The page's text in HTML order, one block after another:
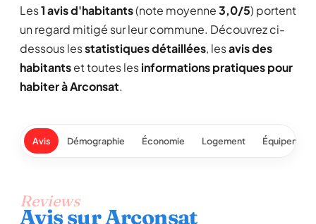
Les1 avis d'habitants(note moyenne3,0/5) portent
un regard mitigé sur leur commune. Découvrez ci-
dessous lesstatistiques détaillées, lesavis des
habitantset toutes lesinformations pratiques pour
habiter à Arconsat.
Avis Démographie Économie Logement
Reviews
Avis sur Arconsat